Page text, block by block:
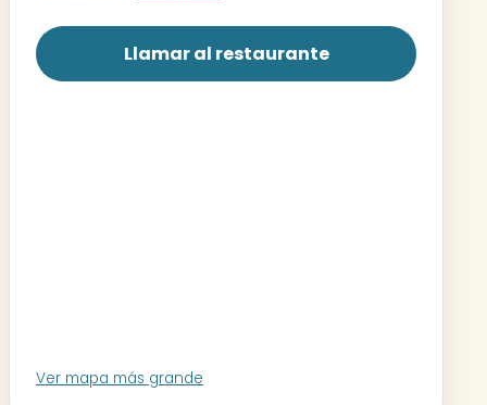
Llamar al restaurante
Ver mapa más grande